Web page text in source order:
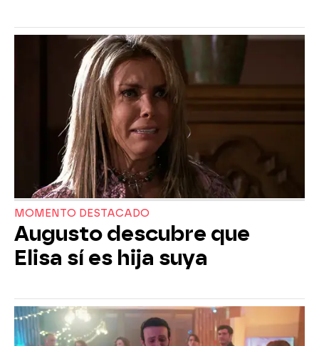
MOMENTO DESTACADO
Augusto descubre que
Elisa sí es hija suya